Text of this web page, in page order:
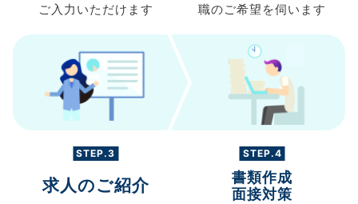
ご入力 いただけます
職のご希望を伺います
STEP.3
求人のご紹介
STEP.4
書類作成
面接対策